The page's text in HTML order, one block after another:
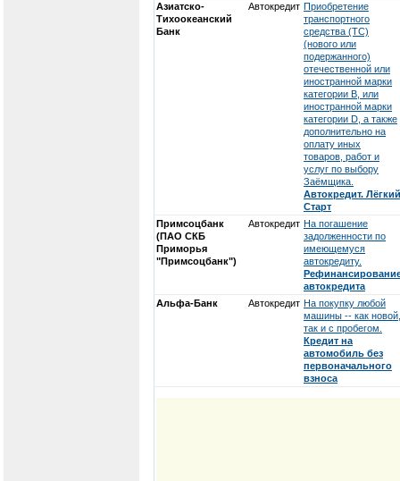
Азиатско-
Тихоокеанский
Банк
Автокредит Приобретение
транспортного
средства (ТС)
(нового или
подержанного)
отечественной или
иностранной марки
категории В, или
иностранной марки
категории D, а также
дополнительно на
оплату иных
товаров, работ и
услуг по выбору
Заёмщика.
Автокредит. Лёгкий
Старт
Примсоцбанк
(ПАО СКБ
Приморья
"Примсоцбанк")
Автокредит На погашение
задолженности по
имеющемуся
автокредиту.
автокредита
Альфа-Банк
Автокредит На покупку любой
машины -- как новой,
так и с пробегом.
Кредит на
автомобиль без
первоначального
взноса